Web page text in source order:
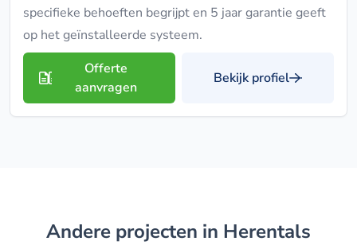
specifieke behoeften begrijpt en 5 jaar garantie geeft
op het geïnstalleerde systeem.
Offerte
aanvragen
Bekijk profiel
Andere projecten in Herentals